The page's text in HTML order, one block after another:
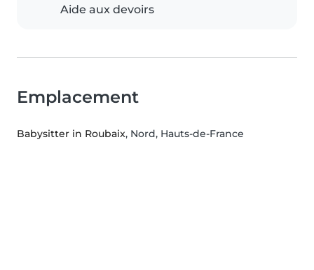
Aide aux devoirs
Emplacement
Babysitter in Roubaix, Nord, Hauts-de-France